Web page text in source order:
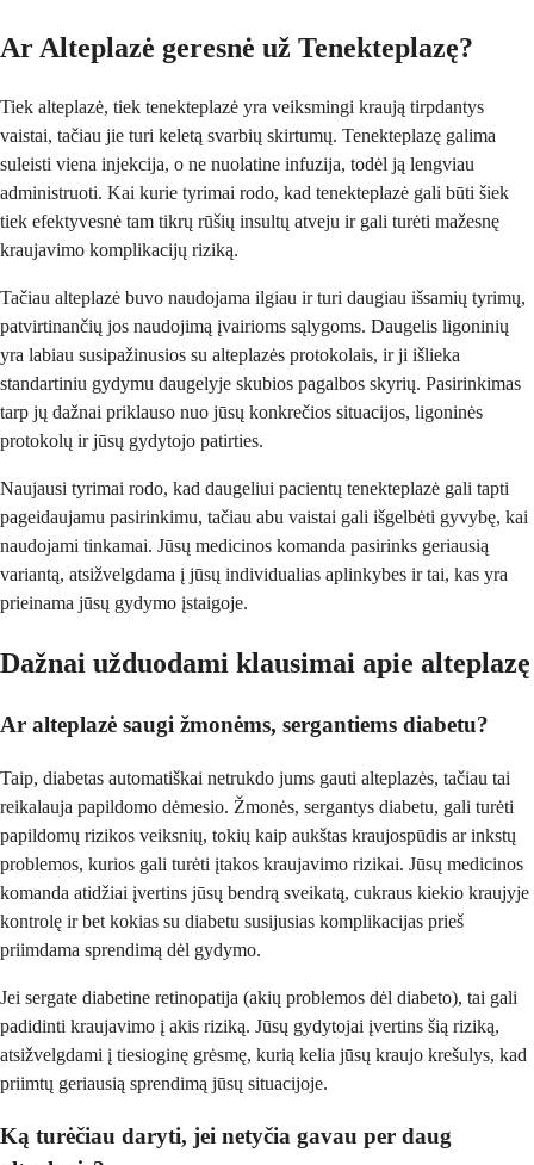
Ar Alteplazė geresnė už Tenekteplazę?
Tiek alteplazė, tiek tenekteplazė yra veiksmingi kraują tirpdantys
vaistai, tačiau jie turi keletą svarbių skirtumų. Tenekteplazę galima
suleisti viena injekcija, o ne nuolatine infuzija, todėl ją lengviau
administruoti. Kai kurie tyrimai rodo, kad tenekteplazė gali būti šiek
tiek efektyvesnė tam tikrų rūšių insultų atveju ir gali turėti mažesnę
kraujavimo komplikacijų riziką.
Tačiau alteplazė buvo naudojama ilgiau ir turi daugiau išsamių tyrimų,
patvirtinančių jos naudojimą įvairioms sąlygoms. Daugelis ligoninių
yra labiau susipažinusios su alteplazės protokolais, ir ji išlieka
standartiniu gydymu daugelyje skubios pagalbos skyrių. Pasirinkimas
tarp jų dažnai priklauso nuo jūsų konkrečios situacijos, ligoninės
protokolų ir jūsų gydytojo patirties.
Naujausi tyrimai rodo, kad daugeliui pacientų tenekteplazė gali tapti
pageidaujamu pasirinkimu, tačiau abu vaistai gali išgelbėti gyvybę, kai
naudojami tinkamai. Jūsų medicinos komanda pasirinks geriausią
variantą, atsižvelgdama į jūsų individualias aplinkybes ir tai, kas yra
prieinama jūsų gydymo įstaigoje.
Dažnai užduodami klausimai apie alteplazę
Ar alteplazė saugi žmonėms, sergantiems diabetu?
Taip, diabetas automatiškai netrukdo jums gauti alteplazės, tačiau tai
reikalauja papildomo dėmesio. Žmonės, sergantys diabetu, gali turėti
papildomų rizikos veiksnių, tokių kaip aukštas kraujospūdis ar inkstų
problemos, kurios gali turėti įtakos kraujavimo rizikai. Jūsų medicinos
komanda atidžiai įvertins jūsų bendrą sveikatą, cukraus kiekio kraujyje
kontrolę ir bet kokias su diabetu susijusias komplikacijas prieš
priimdama sprendimą dėl gydymo.
Jei sergate diabetine retinopatija (akių problemos dėl diabeto), tai gali
padidinti kraujavimo į akis riziką. Jūsų gydytojai įvertins šią riziką,
atsižvelgdami į tiesioginę grėsmę, kurią kelia jūsų kraujo krešulys, kad
priimtų geriausią sprendimą jūsų situacijoje.
Ką turėčiau daryti, jei netyčia gavau per daug